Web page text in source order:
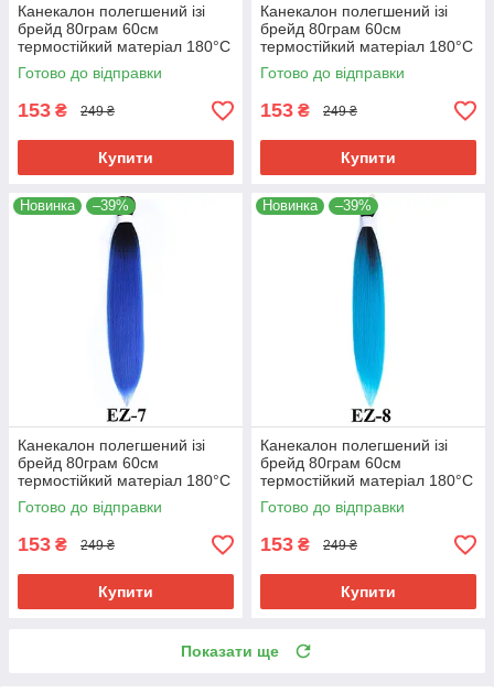
Канекалон полегшений ізі
брейд 80грам 60см
термостійкий матеріал 180°C
EZ-5 хвіст омбре Easy Braid
Готово до відправки
153 ₴ 249 ₴
Купити
Канекалон полегшений ізі
брейд 80грам 60см
термостійкий матеріал 180°C
EZ-6 хвіст омбре Easy Braid
Готово до відправки
153 ₴ 249 ₴
Купити
Новинка –39%
Канекалон полегшений ізі
брейд 80грам 60см
термостійкий матеріал 180°C
EZ-7 хвіст омбре Easy Braid
Готово до відправки
153 ₴ 249 ₴
Купити
Новинка –39%
Канекалон полегшений ізі
брейд 80грам 60см
термостійкий матеріал 180°C
EZ-8 хвіст омбре Easy Braid
Готово до відправки
153 ₴ 249 ₴
Купити
Показати ще